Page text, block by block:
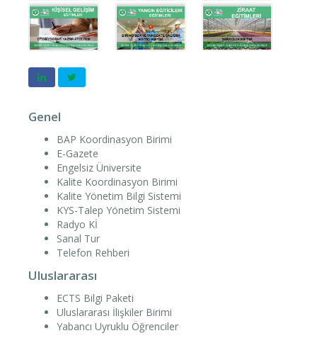
Genel
BAP Koordinasyon Birimi
E-Gazete
Engelsiz Üniversite
Kalite Koordinasyon Birimi
Kalite Yönetim Bilgi Sistemi
KYS-Talep Yönetim Sistemi
Radyo Kİ
Sanal Tur
Telefon Rehberi
Uluslararası
ECTS Bilgi Paketi
Uluslararası İlişkiler Birimi
Yabancı Uyruklu Öğrenciler